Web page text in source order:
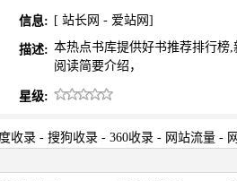
信息: [ 站长网 - 爱站网 ]
描述: 本热点书库提供好书推荐排行榜
阅读简要介绍，
星级:
收录 - 搜狗收录 - 360收录 - 网站流量 -